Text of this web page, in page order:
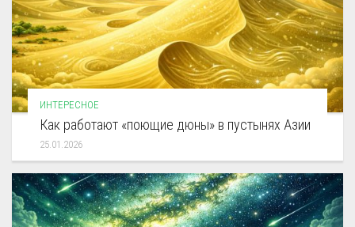
ИНТЕРЕСНОЕ
Как работают «поющие дюны» в пустынях Азии
25.01.2026